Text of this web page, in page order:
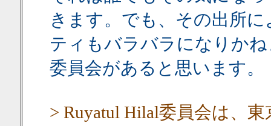
きます。でも、その出所
ティもバラバラになりか
委員会があると思います。
> Ruyatul Hilal委員会は、